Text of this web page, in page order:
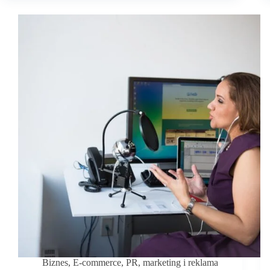
jakie
Biznes, E-commerce, PR, marketing i reklama